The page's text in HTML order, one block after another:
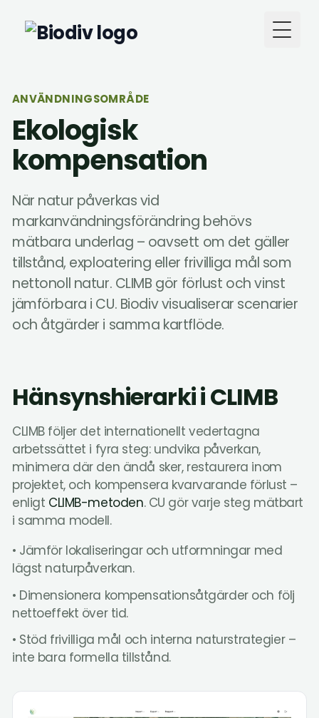
ANVÄNDNINGSOMRÅDE
Ekologisk
kompensation
När natur påverkas vid
markanvändningsförändring behövs
mätbara underlag – oavsett om det gäller
tillstånd, exploatering eller frivilliga mål som
nettonoll natur. CLIMB gör förlust och vinst
jämförbara i CU. Biodiv visualiserar scenarier
och åtgärder i samma kartflöde.
Hänsynshierarki i CLIMB
CLIMB följer det internationellt vedertagna
arbetssättet i fyra steg: undvika påverkan,
minimera där den ändå sker, restaurera inom
projektet, och kompensera kvarvarande förlust –
enligt CLIMB-metoden. CU gör varje steg mätbart
i samma modell.
• Jämför lokaliseringar och utformningar med
lägst naturpåverkan.
• Dimensionera kompensationsåtgärder och följ
nettoeffekt över tid.
• Stöd frivilliga mål och interna naturstrategier –
inte bara formella tillstånd.